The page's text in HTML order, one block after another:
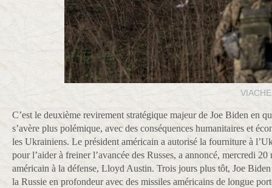
C’est le deuxième revirement stratégique majeur de Joe Biden en
s’avère plus polémique, avec des conséquences humanitaires et
les Ukrainiens. Le président américain a autorisé la fourniture à
pour l’aider à freiner l’avancée des Russes, a annoncé, mercredi
américain à la défense, Lloyd Austin. Trois jours plus tôt, Joe
la Russie en profondeur avec des missiles américains de longue